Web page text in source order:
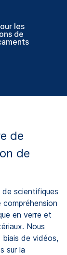
les
de
de
de
de scientifiques
en verre et
Nous
biais de vidéos,
sur la